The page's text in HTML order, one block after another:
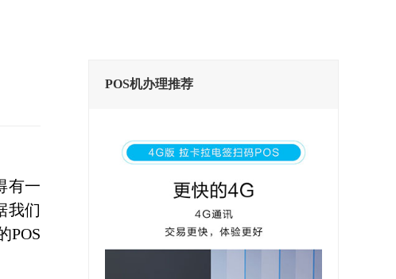
有一
我们
POS
POS机办理推荐